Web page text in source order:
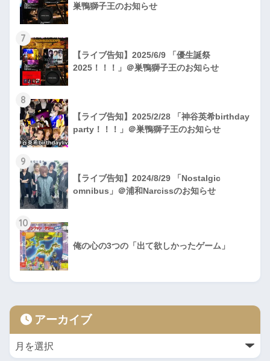
巣鴨獅子王のお知らせ
7
【ライブ告知】2025/6/9 「優生誕祭
2025！！！」＠巣鴨獅子王のお知らせ
8
【ライブ告知】2025/2/28 「神谷英希birthday
party！！！」＠巣鴨獅子王のお知らせ
9
【ライブ告知】2024/8/29 「Nostalgic
omnibus」＠浦和Narcissのお知らせ
10
俺の心の3つの「出て欲しかったゲーム」
アーカイブ